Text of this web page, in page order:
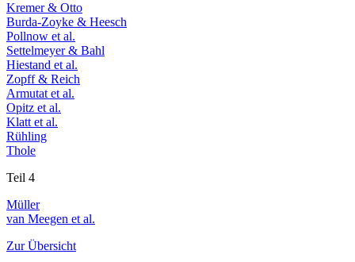
Kremer & Otto
Burda-Zoyke & Heesch
Pollnow et al.
Settelmeyer & Bahl
Hiestand et al.
Zopff & Reich
Armutat et al.
Opitz et al.
Klatt et al.
Rühling
Thole
Teil 4
Müller
van Meegen et al.
Zur Übersicht